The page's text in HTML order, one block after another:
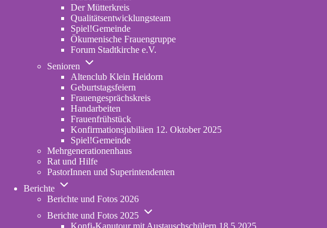
Der Mütterkreis
Qualitätsentwicklungsteam
Spiel!Gemeinde
Ökumenische Frauengruppe
Forum Stadtkirche e.V.
tab)
Senioren
Unternavigation
Senioren
Altenclub Klein Heidorn
Geburtstagsfeiern
Frauengesprächskreis
Handarbeiten
Frauenfrühstück
Konfirmationsjubiläen 12. Oktober 2025
Spiel!Gemeinde
Mehrgenerationenhaus
new
Rat und Hilfe
PastorInnen und Superintendenten
Berichte
Unternavigation
Berichte
Berichte und Fotos 2026
Berichte und Fotos 2025
Unternavigation
Konfi-Kanutour mit Austauschschülern 18.5.2025